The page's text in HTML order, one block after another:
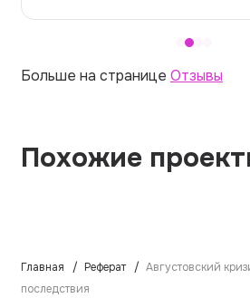
Больше на странице Отзывы
Похожие
Главная Реферат
Августовский
последствия